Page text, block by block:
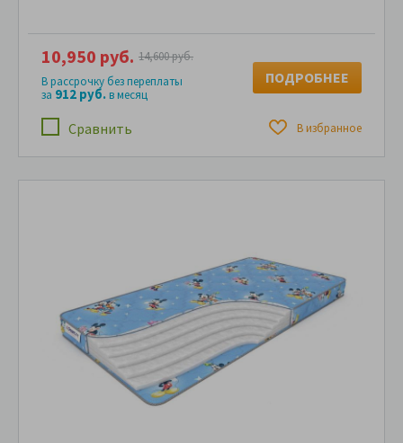
Сравнить В избранное
10,950 руб. 14,600 руб.
В рассрочку без переплаты
за 912 руб.в месяц
ПОДРОБНЕЕ